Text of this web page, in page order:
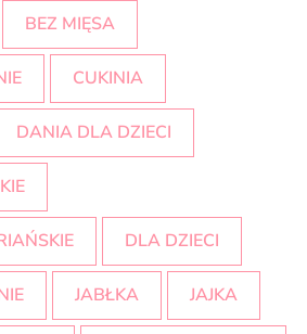
BEZ MIĘSA
CUKINIA
DANIA DLA DZIECI
DLA DZIECI
JABŁKA JAJKA